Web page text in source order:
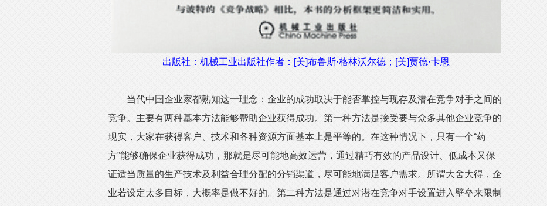
出版社：机械工业出版社作者：[美]布鲁斯·格林沃尔德；[美]贾德·卡恩
当代中国企业家都熟知这一理念：企业的成功取决于能否掌控与现存及潜在竞争对手之间的
竞争。主要有两种基本方法能够帮助企业获得成功。第一种方法是接受要与众多其他企业竞争的
现实，大家在获得客户、技术和各种资源方面基本上是平等的。在这种情况下，只有一个“药
方”能够确保企业获得成功，那就是尽可能地高效运营，通过精巧有效的产品设计、低成本又保
证适当质量的生产技术及利益合理分配的分销渠道，尽可能地满足客户需求。所谓大舍大得，企
业若设定太多目标，大概率是做不好的。第二种方法是通过对潜在竞争对手设置进入壁垒来限制